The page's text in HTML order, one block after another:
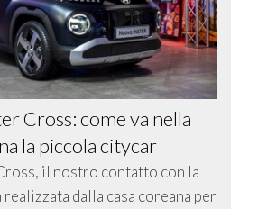
Cross: come va nella
la piccola citycar
il nostro contatto con la
dalla casa coreana per